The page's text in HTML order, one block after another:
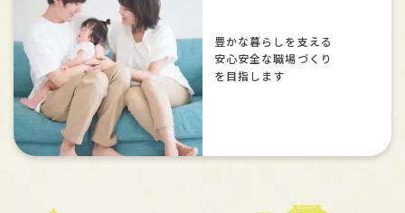
豊かな暮らしを支える
安心安全な職場づくり
を目指します